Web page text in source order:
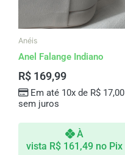
Anéis
Anel Falange Indiano
R$ 169,99
Em até 10x de R$17,00
sem juros
À
vista R$ 161,49 no Pix